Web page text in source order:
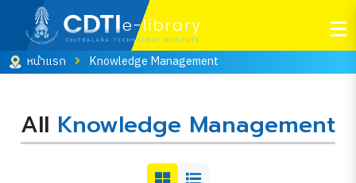
หน้าแรก Knowledge Management
All Knowledge Management